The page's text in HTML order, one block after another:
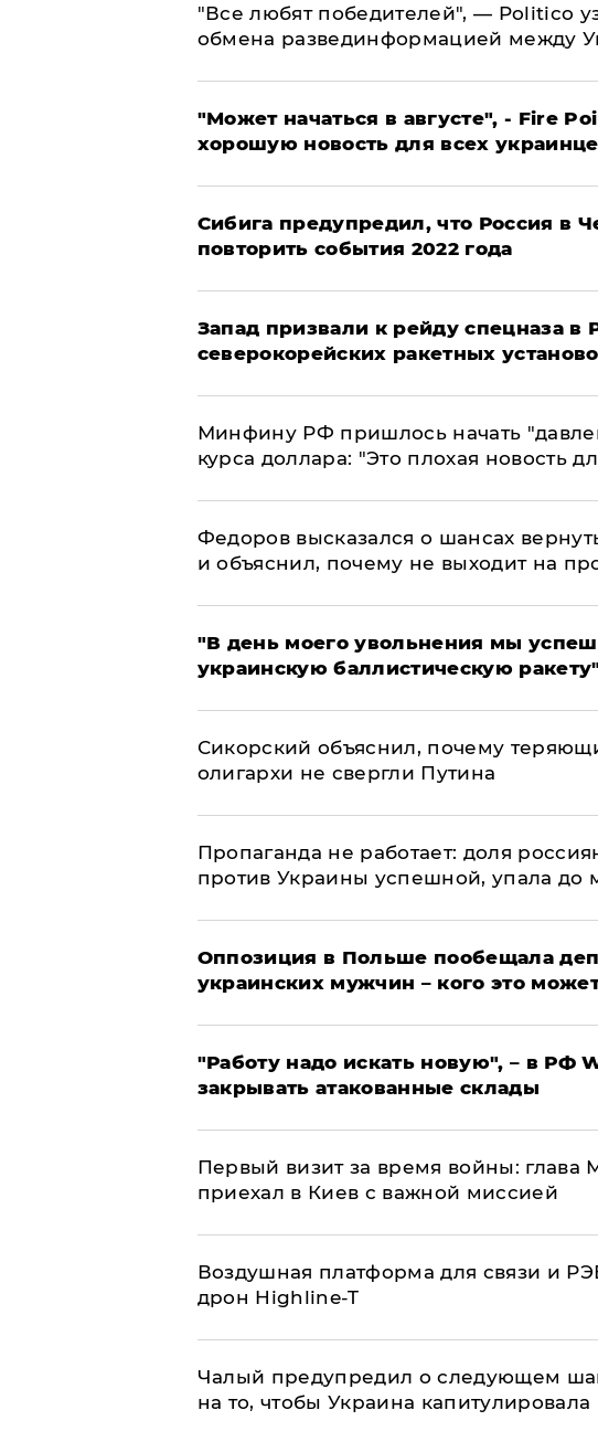
​"Все любят победителей", — Politico
обмена развединформацией между
"Может начаться в августе", - Fire
хорошую новость для всех
Сибига предупредил, что Россия в
повторить события 2022 года
Запад призвали к рейду спецназа
северокорейских ракетных
Минфину РФ пришлось начать
курса доллара: "Это плохая новость
Федоров высказался о шансах
и объяснил, почему не выходит на
​"В день моего увольнения мы
украинскую баллистическую
Сикорский объяснил, почему
олигархи не свергли Путина
​Пропаганда не работает: доля
против Украины успешной, упала до
Оппозиция в Польше пообещала
украинских мужчин – кого это
"Работу надо искать новую", – в РФ
закрывать атакованные склады
Первый визит за время войны:
приехал в Киев с важной миссией
Воздушная платформа для связи и
дрон Highline-T
Чалый предупредил о следующем
на то, чтобы Украина капитулировала